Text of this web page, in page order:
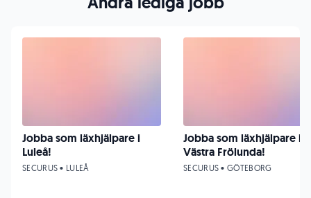
Jobba som läxhjälpare i
Luleå!
SECURUS • LULEÅ
Jobba som läxhjälpare i
Västra Frölunda!
SECURUS • GÖTEBORG